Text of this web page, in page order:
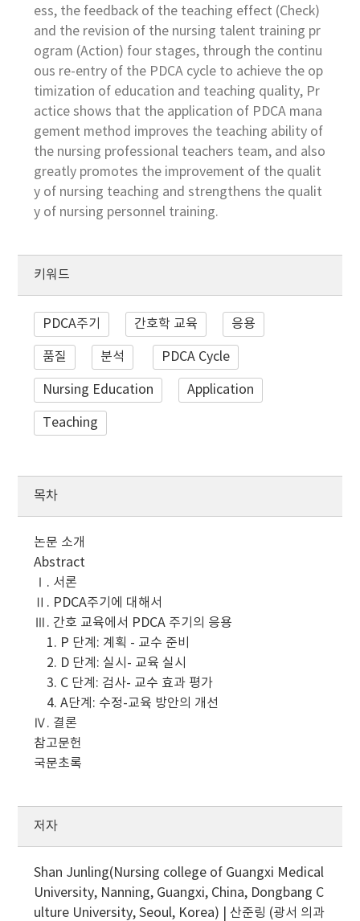
ess, the feedback of the teaching effect (Check)
and the revision of the nursing talent training pr
ogram (Action) four stages, through the continu
ous re-entry of the PDCA cycle to achieve the op
timization of education and teaching quality, Pr
actice shows that the application of PDCA mana
gement method improves the teaching ability of
the nursing professional teachers team, and also
greatly promotes the improvement of the qualit
y of nursing teaching and strengthens the qualit
y of nursing personnel training.
키워드
PDCA주기 간호학 교육 응용
품질 분석 PDCA Cycle
Nursing Education Application
Teaching
목차
논문 소개
Abstract
Ⅰ. 서론
Ⅱ. PDCA주기에 대해서
Ⅲ. 간호 교육에서 PDCA 주기의 응용
1. P 단계: 계획 - 교수 준비
2. D 단계: 실시- 교육 실시
3. C 단계: 검사- 교수 효과 평가
4. A단계: 수정-교육 방안의 개선
Ⅳ. 결론
참고문헌
국문초록
저자
Shan Junling(Nursing college of Guangxi Medical
University, Nanning, Guangxi, China, Dongbang C
ulture University, Seoul, Korea) | 산준링 (광서 의과